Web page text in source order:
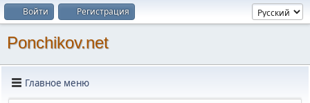
Войти Регистрация
Ponchikov.net
Главное меню